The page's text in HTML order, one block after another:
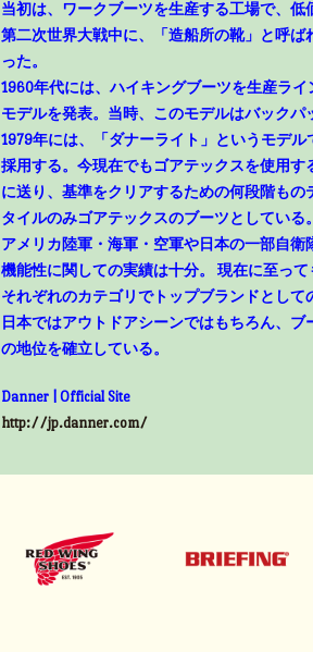
当初は、ワークブーツを生産する工場で、低
第二次世界大戦中に、「造船所の靴」と呼
った。
1960年代には、ハイキングブーツを生産ラ
モデルを発表。当時、このモデルはバックパ
1979年には、「ダナーライト」というモデ
採用する。今現在でもゴアテックスを使用
に送り、基準をクリアするための何段階も
タイルのみゴアテックスのブーツとしている。
アメリカ陸軍・海軍・空軍や日本の一部自
機能性に関しての実績は十分。 現在に至っ
それぞれのカテゴリでトップブランドとして
日本ではアウトドアシーンではもちろん、
の地位を確立している。
Danner | Official Site
http://jp.danner.com/